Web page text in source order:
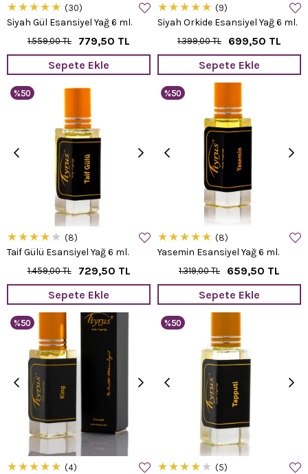
Siyah Gül Esansiyel Yağ 6 ml.
★★★★★ 30
779,50 TL
1.559,00 TL
Sepete Ekle
Siyah Orkide Esansiyel Yağ 6 ml.
★★★★★ 9
699,50 TL
1.399,00 TL
Sepete Ekle
Taif Gülü Esansiyel Yağ 6 ml.
★★★★ ★ 8
729,50 TL
1.459,00 TL
Sepete Ekle
%50
Yasemin Esansiyel Yağ 6 ml.
★★★★★ 8
659,50 TL
1.319,00 TL
Sepete Ekle
%50
★★★★★ 4
%50
★★★★ ★ 5
%50